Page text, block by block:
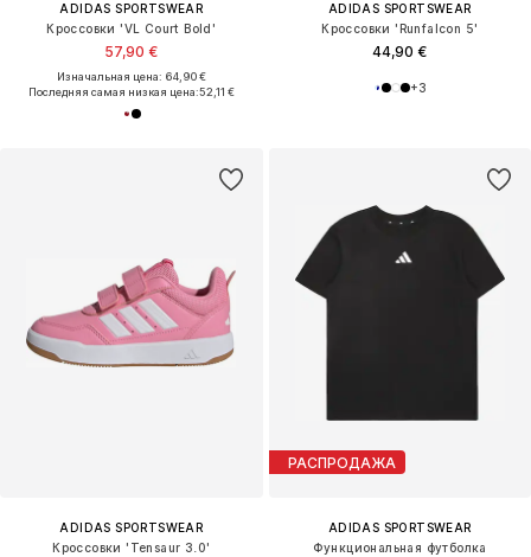
ADIDAS SPORTSWEAR
Кроссовки 'VL Court Bold'
57,90 €
Изначальная цена: 64,90 €
Последняя самая низкая цена:52,11 €
ADIDAS SPORTSWEAR
Кроссовки 'Runfalcon 5'
44,90 €
+3
ADIDAS SPORTSWEAR
Кроссовки 'Tensaur 3.0'
РАСПРОДАЖА
ADIDAS SPORTSWEAR
Функциональная футболка